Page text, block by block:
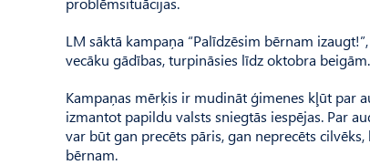
LM sāktā kampaņa “Palīdzēsim bērnam
vecāku gādības, turpināsies līdz oktobra beigām.
Kampaņas mērķis ir mudināt ģimenes kļūt par
izmantot papildu valsts sniegtās iespējas. Par
var būt gan precēts pāris, gan neprecēts
bērnam.